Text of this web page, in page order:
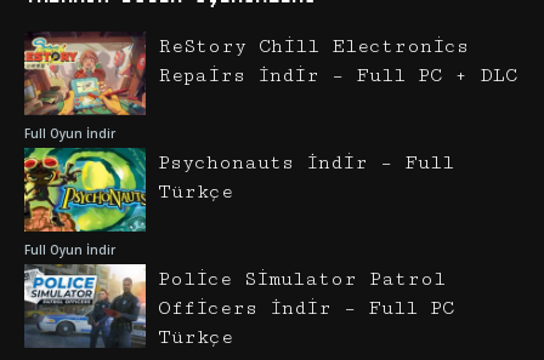
Full Oyun İndir
ReStory Chill Electronics
Repairs İndir – Full PC + DLC
Full Oyun İndir
Psychonauts İndir – Full
Türkçe
Police Simulator Patrol
Officers İndir – Full PC
Türkçe